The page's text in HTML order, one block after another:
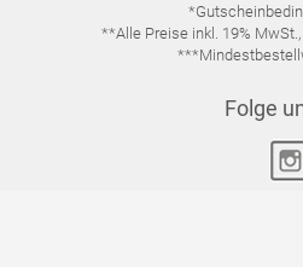
**Alle Preise inkl. 19%
Folge